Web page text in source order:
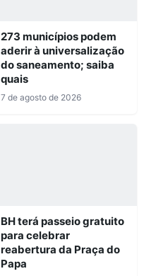
273 municípios podem
aderir à universalização
do saneamento; saiba
quais
7 de agosto de 2026
BH terá passeio gratuito
para celebrar
reabertura da Praça do
Papa